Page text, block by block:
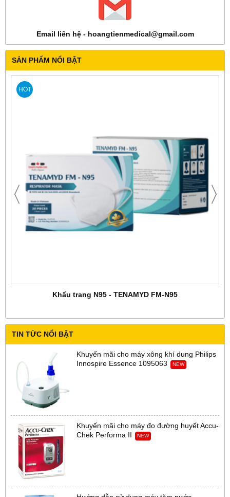
Email liên hệ - hoangtienmedical@gmail.com
SẢN PHẨM NỔI BẬT
HOT
Khẩu trang N95 - TENAMYD FM-N95
TIN TỨC NỔI BẬT
Khuyến mãi cho máy xông khí dung Philips
Innospire Essence 1095063
NEW
Khuyến mãi cho máy đo đường huyết Accu-
Chek Performa II
NEW